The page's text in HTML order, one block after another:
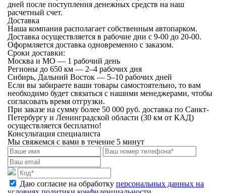
дней после поступления денежных средств на наш
расчетный счет.
Доставка
Наша компания располагает собственным автопарком.
Доставка осуществляется в рабочие дни с 9-00 до 20-00.
Оформляется доставка одновременно с заказом.
Сроки доставки:
Москва и МО — 1 рабочий день
Регионы до 650 км — 2–4 рабочих дня
Сибирь, Дальний Восток — 5–10 рабочих дней
Если вы забираете ваши товары самостоятельно, то вам
необходимо будет связаться с нашими менеджерами, чтобы
согласовать время отгрузки.
При заказе на сумму более 50 000 руб. доставка по Санкт-
Петербургу и Ленинградской области (30 км от КАД)
осуществляется бесплатно!
Консультация специалиста
Мы свяжемся с вами в течение 5 минут
Даю согласие на обработку персональных данных на